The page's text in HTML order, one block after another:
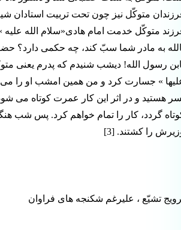
متوکّل نیز چون تحت تربیت استادان
متوکّل خدمت امام هادی«سلام الله
به مادر شما سبّ کند، چه حکمی دارد؟
رسول الله! دیشب شنیدم که پدرم یعنی
» جسارت کرد و من همین امشب او را
هستید و در اثر این کار عمرت کوتاه
گردد، کار را تمام خواهم کرد. پس شب
را کشتند. [3]
تشیّع ، علیرغم شکنجه های فراوان